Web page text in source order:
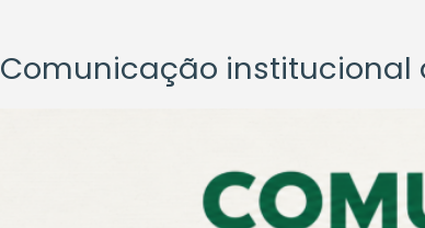
Comunicação institucional